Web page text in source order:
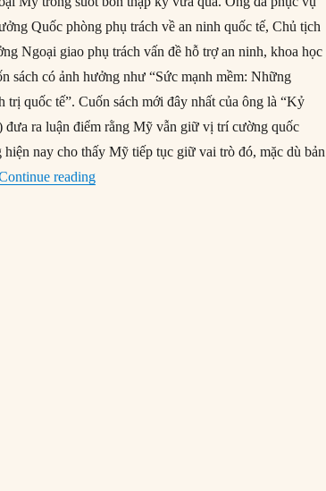
Quốc phòng phụ trách về an ninh quốc tế, Chủ tịch
Ngoại giao phụ trách vấn đề hỗ trợ an ninh, khoa học
sách có ảnh hưởng như “Sức mạnh mềm: Những
trị quốc tế”. Cuốn sách mới đây nhất của ông là “Kỷ
đưa ra luận điểm rằng Mỹ vẫn giữ vị trí cường quốc
nay cho thấy Mỹ tiếp tục giữ vai trò đó, mặc dù bản
reading“Joseph Nye nói về quan hệ Mỹ – Trung”